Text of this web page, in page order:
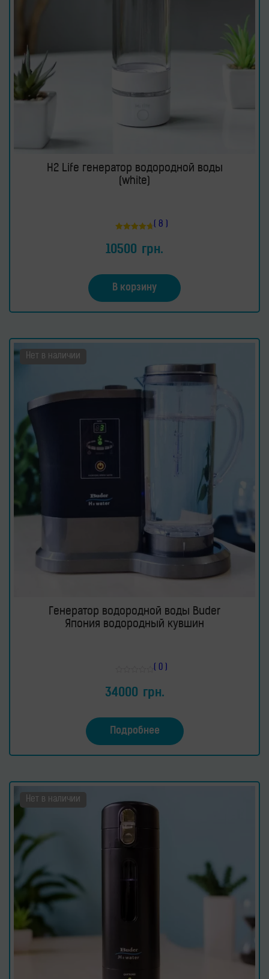
H2 Life генератор водородной воды
(white)
4.75
из 5
( 8 )
10500 грн.
В корзину
Нет в наличии
Генератор водородной воды Buder
Япония водородный кувшин
0
из
( 0 )
34000 грн.
Подробнее
Нет в наличии